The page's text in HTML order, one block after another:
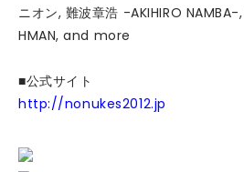
ニオン, 難波章浩 -AKIHIRO NAMBA-
HMAN, and more
■公式サイト
http://nonukes2012.jp